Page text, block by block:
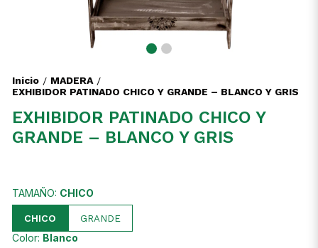
Inicio / MADERA /
EXHIBIDOR PATINADO CHICO Y GRANDE – BLANCO Y GRIS
EXHIBIDOR PATINADO CHICO Y
GRANDE – BLANCO Y GRIS
TAMAÑO: CHICO
CHICO GRANDE
Color: Blanco